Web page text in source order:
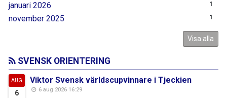
januari 2026 1
november 2025 1
Visa alla
SVENSK ORIENTERING
AUG
6
Viktor Svensk världscupvinnare i Tjeckien
6 aug 2026 16:29